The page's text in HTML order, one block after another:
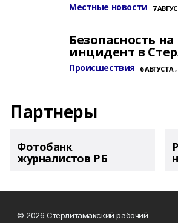
Местные новости 7
Безопасность
инцидент в
Происшествия 6 АВГУСТА ,
Партнеры
Фотобанк
журналистов РБ
© 2026 Стерлитамакский рабочий